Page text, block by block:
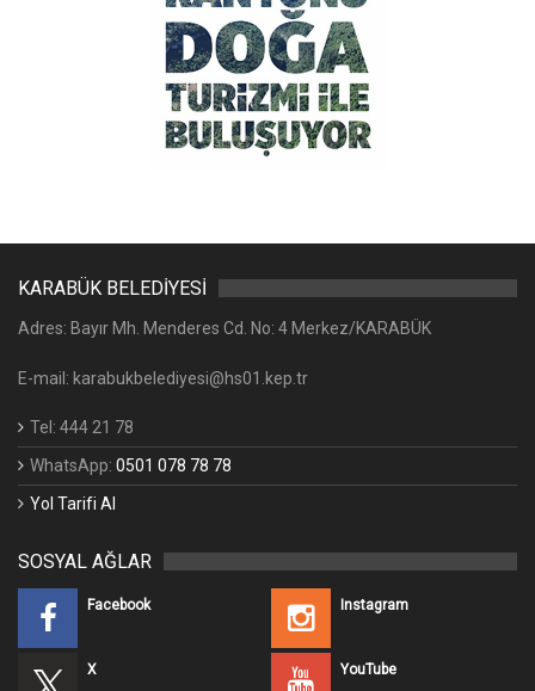
KARABÜK BELEDİYESİ
Adres: Bayır Mh. Menderes Cd. No: 4 Merkez/KARABÜK
E-mail: karabukbelediyesi@hs01.kep.tr
Tel: 444 21 78
WhatsApp: 0501 078 78 78
Yol Tarifi Al
SOSYAL AĞLAR
Facebook Instagram
X YouTube